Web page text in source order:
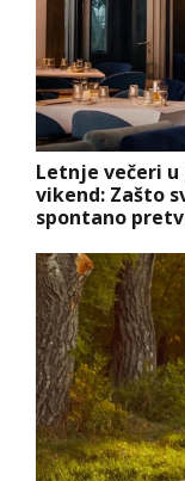
Letnje večeri u
vikend: Zašto
spontano